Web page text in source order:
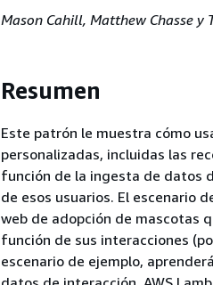
Mason Cahill, Matthew Chasse y
Resumen
Este patrón le muestra cómo
personalizadas, incluidas las
función de la ingesta de datos
de esos usuarios. El escenario
web de adopción de mascotas
función de sus interacciones
escenario de ejemplo,